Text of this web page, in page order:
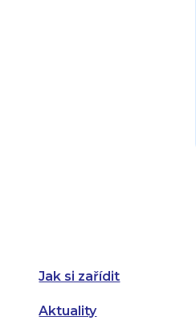
Jak si zařídit
Aktuality